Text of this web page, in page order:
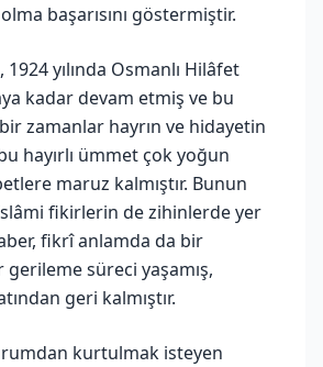
başarısını göstermiştir.
yılında Osmanlı Hilâfet
kadar devam etmiş ve bu
zamanlar hayrın ve hidayetin
hayırlı ümmet çok yoğun
maruz kalmıştır. Bunun
fikirlerin de zihinlerde yer
fikrî anlamda da bir
süreci yaşamış,
geri kalmıştır.
kurtulmak isteyen